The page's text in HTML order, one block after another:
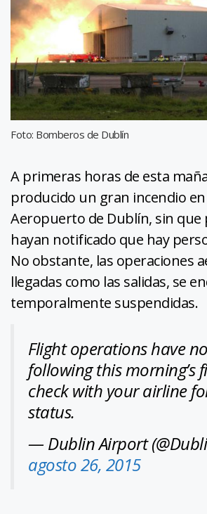
Foto: Bomberos de Dublín
A primeras horas de esta
producido un gran incendio
Aeropuerto de Dublín, sin que
hayan notificado que hay
No obstante, las operaciones
llegadas como las salidas, se
temporalmente suspendidas.
Flight operations have
following this morning’s
check with your airline
status.
— Dublin Airport
agosto 26, 2015